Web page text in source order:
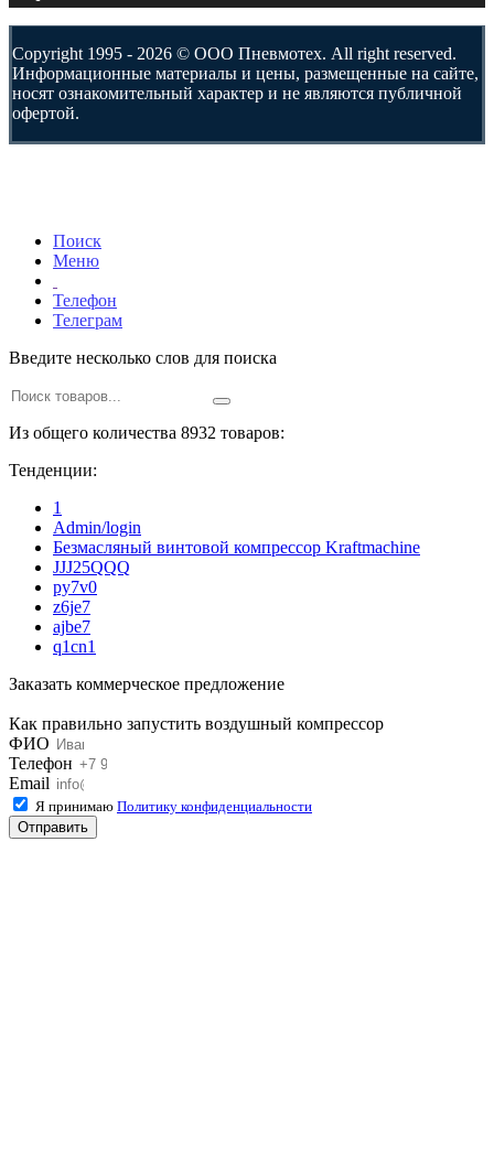
Copyright 1995 - 2026 © ООО Пневмотех. All right reserved.
Информационные материалы и цены, размещенные на сайте,
носят ознакомительный характер и не являются публичной
офертой.
Поиск
Меню
Телефон
Телеграм
Введите несколько слов для поиска
Из общего количества 8932 товаров:
Тенденции:
1
Admin/login
Безмасляный винтовой компрессор Kraftmaсhine
JJJ25QQQ
py7v0
z6je7
ajbe7
q1cn1
Заказать коммерческое предложение
Как правильно запустить воздушный компрессор
ФИО
Телефон
Email
Я принимаю Политику конфиденциальности
Отправить